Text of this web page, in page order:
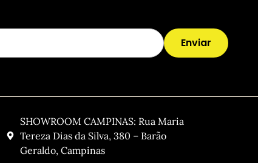
Enviar
SHOWROOM CAMPINAS: Rua Maria
Tereza Dias da Silva, 380 – Barão
Geraldo, Campinas